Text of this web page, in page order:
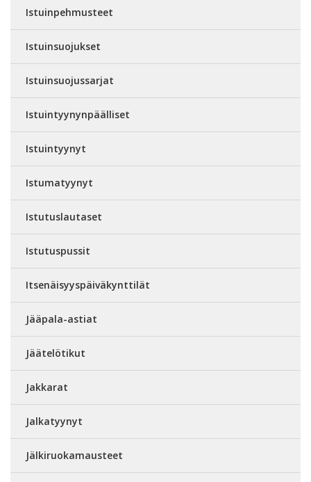
Istuinpehmusteet
Istuinsuojukset
Istuinsuojussarjat
Istuintyynynpäälliset
Istuintyynyt
Istumatyynyt
Istutuslautaset
Istutuspussit
Itsenäisyyspäiväkynttilät
Jääpala-astiat
Jäätelötikut
Jakkarat
Jalkatyynyt
Jälkiruokamausteet